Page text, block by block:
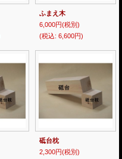
ふまえ木
6,000円(税別)
(税込: 6,600円)
砥台枕
2,300円(税別)